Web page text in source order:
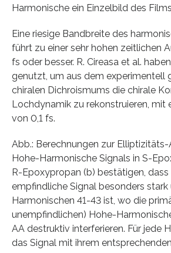
Harmonische ein Einzelbild des
Eine riesige Bandbreite des
führt zu einer sehr hohen zeitlichen
fs oder besser. R. Cireasa et al.
genutzt, um aus dem experimentell
chiralen Dichroismums die chirale
Lochdynamik zu rekonstruieren, mit
von 0,1 fs.
Abb.: Berechnungen zur
Hohe-Harmonische Signals in S-
R-Epoxypropan (b) bestätigen, dass
empfindliche Signal besonders stark
Harmonischen 41-43 ist, wo die
unempfindlichen) Hohe-
AA destruktiv interferieren. Für jede
das Signal mit ihrem